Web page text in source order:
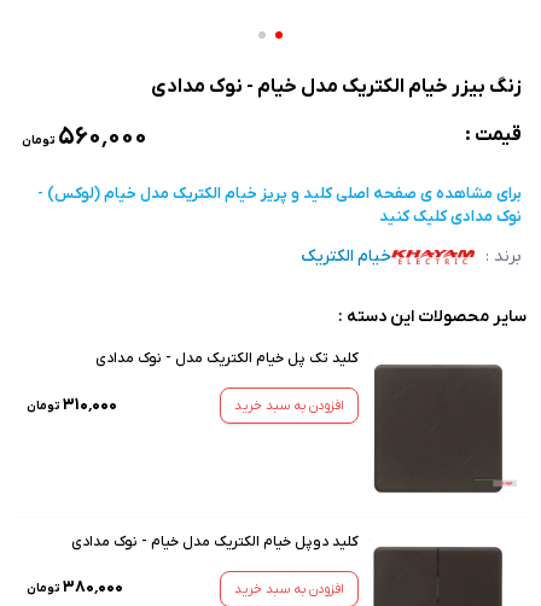
زنگ بیزر خیام الکتریک مدل خیام - نوک مدادی
قیمت :
۵۶۰٬۰۰۰ تومان
برای مشاهده ی صفحه اصلیکلید و پریز خیام الکتریک مدل خیام (لوکس) -
نوک مدادیکلیک کنید
برند : خیام الکتریک
سایر محصولات این دسته :
کلید تک پل خیام الکتریک مدل - نوک مدادی
افزودن به سبد خرید ۳۱۰٬۰۰۰ تومان
کلید دوپل خیام الکتریک مدل خیام - نوک مدادی
افزودن به سبد خرید ۳۸۰٬۰۰۰ تومان